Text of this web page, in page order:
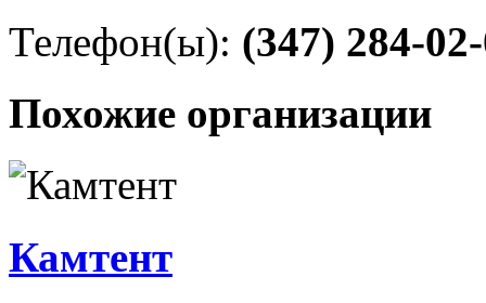
Телефон(ы): (347) 284-
Похожие организации
Камтент